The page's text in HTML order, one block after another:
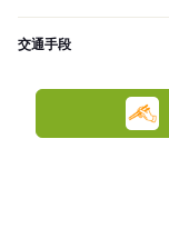
交通手段